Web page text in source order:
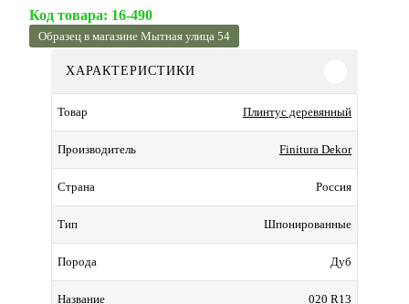
Код товара: 16-490
Образец в магазине Мытная улица 54
ХАРАКТЕРИСТИКИ
Товар Плинтус деревянный
Производитель Finitura Dekor
Страна Россия
Тип Шпонированные
Порода Дуб
Название 020 R13